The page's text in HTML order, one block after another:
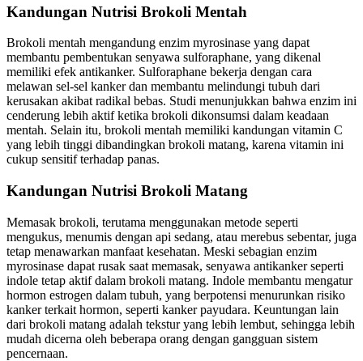
Kandungan Nutrisi Brokoli Mentah
Brokoli mentah mengandung enzim myrosinase yang dapat
membantu pembentukan senyawa sulforaphane, yang dikenal
memiliki efek antikanker. Sulforaphane bekerja dengan cara
melawan sel-sel kanker dan membantu melindungi tubuh dari
kerusakan akibat radikal bebas. Studi menunjukkan bahwa enzim ini
cenderung lebih aktif ketika brokoli dikonsumsi dalam keadaan
mentah. Selain itu, brokoli mentah memiliki kandungan vitamin C
yang lebih tinggi dibandingkan brokoli matang, karena vitamin ini
cukup sensitif terhadap panas.
Kandungan Nutrisi Brokoli Matang
Memasak brokoli, terutama menggunakan metode seperti
mengukus, menumis dengan api sedang, atau merebus sebentar, juga
tetap menawarkan manfaat kesehatan. Meski sebagian enzim
myrosinase dapat rusak saat memasak, senyawa antikanker seperti
indole tetap aktif dalam brokoli matang. Indole membantu mengatur
hormon estrogen dalam tubuh, yang berpotensi menurunkan risiko
kanker terkait hormon, seperti kanker payudara. Keuntungan lain
dari brokoli matang adalah tekstur yang lebih lembut, sehingga lebih
mudah dicerna oleh beberapa orang dengan gangguan sistem
pencernaan.